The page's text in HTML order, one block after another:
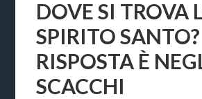
DOVE SI TROVA
SPIRITO
RISPOSTA È
SCACCHI